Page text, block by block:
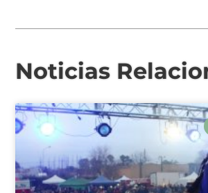
Noticias